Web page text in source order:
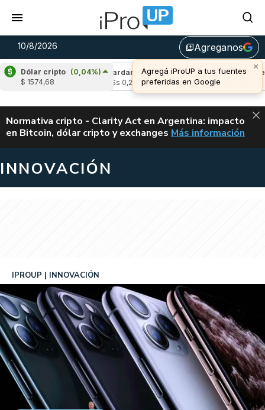
10/8/2026 library_addAgreganos
×
Agregá iProUP a tus fuentes
preferidas en Google
Dólar cripto (0,04%)
$ 1574,68
0,64%) Cardano (-0,78%)
u$s 0,20
Avalanche
u$s 6,50
ALERTA
Normativa cripto - Clarity Act en Argentina: impacto
en Bitcoin, dólar cripto y exchanges CLARITY ACT EN
Más información
INNOVACIÓN
IPROUP INNOVACIÓN